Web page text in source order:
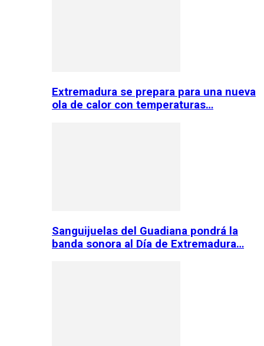
Extremadura se prepara para una nueva
ola de calor con temperaturas…
Sanguijuelas del Guadiana pondrá la
banda sonora al Día de Extremadura…